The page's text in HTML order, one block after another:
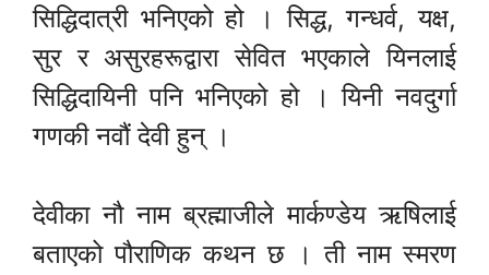
सिद्धिदात्री भनिएको हो । सिद्ध, गन्धर्व, यक्ष,
सुर र असुरहरूद्वारा सेवित भएकाले यिनलाई
सिद्धिदायिनी पनि भनिएको हो । यिनी नवदुर्गा
गणकी नवौं देवी हुन् ।
देवीका नौ नाम ब्रह्माजीले मार्कण्डेय ऋषिलाई
बताएको पौराणिक कथन छ । ती नाम स्मरण